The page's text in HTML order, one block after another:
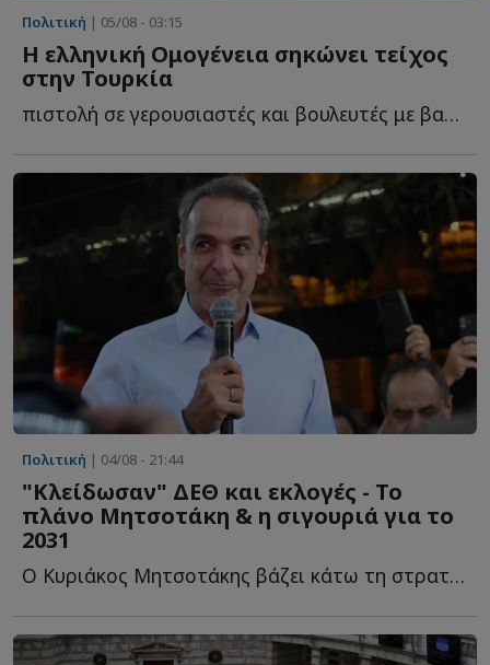
Πολιτική | 05/08 - 03:15
Η ελληνική Ομογένεια σηκώνει τείχος
στην Τουρκία
πιστολή σε γερουσιαστές και βουλευτές με βαριές προειδοποιήσεις γ...
Πολιτική | 04/08 - 21:44
"Κλείδωσαν" ΔΕΘ και εκλογές - Το
πλάνο Μητσοτάκη & η σιγουριά για το
2031
Ο Κυριάκος Μητσοτάκης βάζει κάτω τη στρατηγική του ό...